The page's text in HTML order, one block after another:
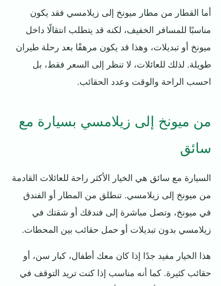
أما القطار من مطار ميونخ إلى زيلامسي فقد يكون
مناسبًا للمسافر الخفيف، لكنه قد يتطلب انتقالًا داخل
ميونخ أو تبديلات، وهذا قد يكون مرهقًا بعد رحلة طيران
طويلة. لذلك للعائلات، لا تنظر إلى السعر فقط، بل
احسب الراحة والوقت وعدد الحقائب.
من ميونخ إلى زيلامسي بسيارة مع
سائق
السيارة مع سائق هي الخيار الأكثر راحة للعائلات القادمة
من ميونخ إلى زيلامسي. تنطلق من المطار أو الفندق
في ميونخ، وتصل مباشرة إلى فندقك أو شقتك في
زيلامسي بدون تبديلات أو حمل حقائب بين المحطات.
هذا الخيار مفيد جدًا إذا كان معك أطفال، كبار سن، أو
حقائب كثيرة. كما أنه مناسب إذا كنت تريد التوقف في